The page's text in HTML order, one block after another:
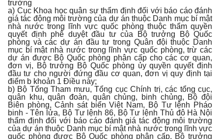
trường
a) Cục Khoa học quân sự thẩm định đối với báo cáo đánh
giá tác động môi trường của dự án thuộc Danh mục bí mật
nhà nước trong lĩnh vực quốc phòng thuộc thẩm quyền
quyết định phê duyệt đầu tư của Bộ trưởng Bộ Quốc
phòng và các dự án đầu tư trong Quân đội thuộc Danh
mục bí mật nhà nước trong lĩnh vực quốc phòng, trừ các
dự án được Bộ Quốc phòng phân cấp cho các cơ quan,
đơn vị, Bộ trưởng Bộ Quốc phòng ủy quyền quyết định
đầu tư cho người đứng đầu cơ quan, đơn vị quy định tại
điểm b khoản 1 Điều này;
b) Bộ Tổng Tham mưu, Tổng cục Chính trị, các tổng cục,
quân khu, quân đoàn, quân chủng, binh chủng, Bộ đội
Biên phòng, Cảnh sát biển Việt Nam, Bộ Tư lệnh Pháo
binh - Tên lửa, Bộ Tư lệnh 86, Bộ Tư lệnh Thủ đô Hà Nội
thẩm định đối với báo cáo đánh giá tác động môi trường
của dự án thuộc Danh mục bí mật nhà nước trong lĩnh vực
quốc phòng được Bộ Quốc phòng phân cấp, Bộ trưởng